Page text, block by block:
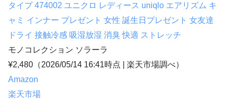
タイプ 474002 ユニクロ レディース uniqlo エアリズム キ
ャミ インナー プレゼント 女性 誕生日プレゼント 女友達
ドライ 接触冷感 吸湿放湿 消臭 快適 ストレッチ
モノコレクション ソラーラ
¥2,480 （2026/05/14 16:41時点 | 楽天市場調べ）
Amazon
楽天市場